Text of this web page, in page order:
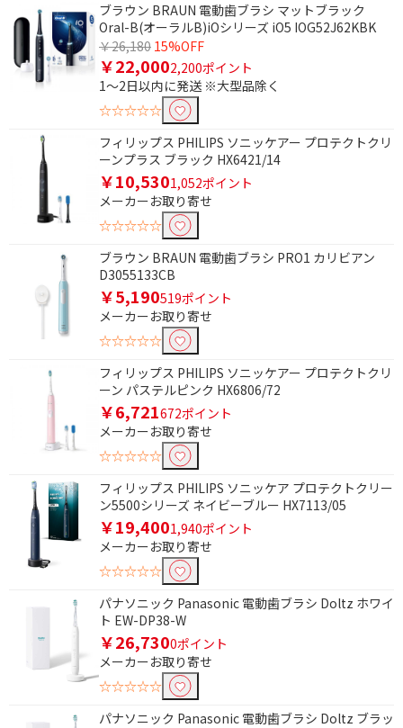
ブラウン BRAUN 電動歯ブラシ マットブラック
Oral-B(オーラルB)iOシリーズ iO5 IOG52J62KBK
￥26,180 15%OFF
￥22,0002,200ポイント
1～2日以内に発送 ※大型品除く
☆☆☆☆☆
フィリップス PHILIPS ソニッケアー プロテクトクリ
ーンプラス ブラック HX6421/14
￥10,5301,052ポイント
メーカーお取り寄せ
☆☆☆☆☆
ブラウン BRAUN 電動歯ブラシ PRO1 カリビアン
D3055133CB
￥5,190519ポイント
メーカーお取り寄せ
☆☆☆☆☆
フィリップス PHILIPS ソニッケアー プロテクトクリ
ーン パステルピンク HX6806/72
￥6,721672ポイント
メーカーお取り寄せ
☆☆☆☆☆
フィリップス PHILIPS ソニッケア プロテクトクリー
ン5500シリーズ ネイビーブルー HX7113/05
￥19,4001,940ポイント
メーカーお取り寄せ
☆☆☆☆☆
パナソニック Panasonic 電動歯ブラシ Doltz ホワイ
ト EW-DP38-W
￥26,7300ポイント
メーカーお取り寄せ
☆☆☆☆☆
パナソニック Panasonic 電動歯ブラシ Doltz ブラッ
条件で絞り込む
フリーワードで絞り込む
除外する にチェックを入れると、指定したワード
を除外して検索します。
価格で絞り込む